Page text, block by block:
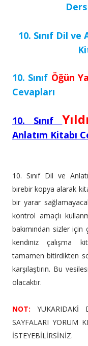
10. Sınıf Dil ve
10. Sınıf Öğün
Cevapları
10. Sınıf
Anlatım Kitabı
10. Sınıf Dil ve
birebir kopya alarak
bir yarar
kontrol amaçlı
bakımından sizler
kendiniz çalışma
tamamen bitirdikten
karşılaştırın. Bu
olacaktır.
NOT: YUKARIDAKİ
SAYFALARI YORUM
İSTEYEBİLİRSİNİZ.